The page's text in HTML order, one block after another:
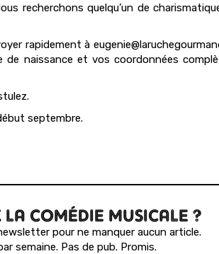
recherchons quelqu’un de
rapidement à
naissance et vos coordonnées
septembre.
COMÉDIE MUSICALE ?
pour ne manquer aucun article.
semaine. Pas de pub. Promis.